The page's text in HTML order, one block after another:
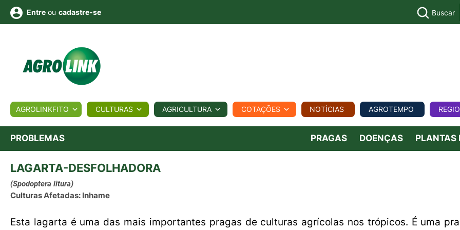
BIOLÓGICOS COTAÇÕES NOTÍCIAS AGROTEMPO REGIONAL COMERCIAL AGROVIAGENS
Conversor Colunistas Eventos
Fotos
e
Entre ou cadastre-se Buscar
AGROLINKFITO CULTURAS AGRICULTURA COTAÇÕES NOTÍCIAS AGROTEMPO
PROBLEMAS PRAGAS DOENÇAS PLANTAS
LAGARTA-DESFOLHADORA
(Spodoptera litura)
Culturas Afetadas: Inhame
Esta lagarta é uma das mais importantes pragas de culturas agrícolas nos trópicos. É uma